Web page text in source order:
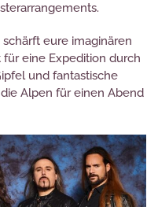
eure imaginären
eine Expedition durch
und fantastische
Alpen für einen Abend